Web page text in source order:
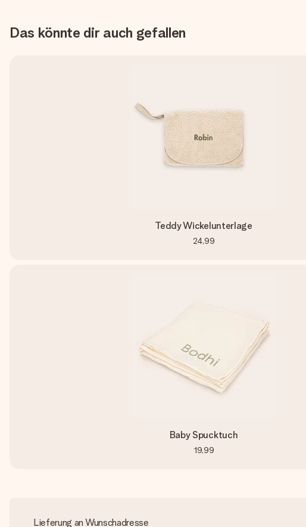
Das könnte dir auch gefallen
Teddy Wickelunterlage
24,99
Baby Spucktuch
19,99
Lieferung an Wunschadresse